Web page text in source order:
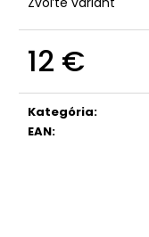
12 €
cena:
Kategória:
EAN: